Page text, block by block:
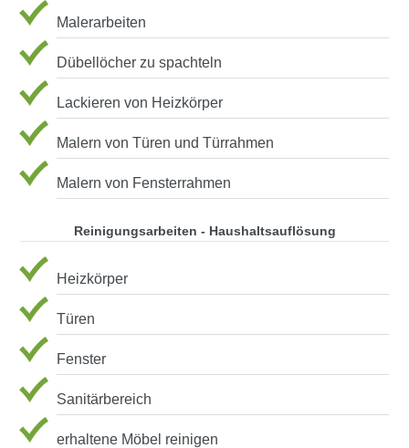
Malerarbeiten
Dübellöcher zu spachteln
Lackieren von Heizkörper
Malern von Türen und Türrahmen
Malern von Fensterrahmen
Reinigungsarbeiten - Haushaltsauflösung
Heizkörper
Türen
Fenster
Sanitärbereich
erhaltene Möbel reinigen